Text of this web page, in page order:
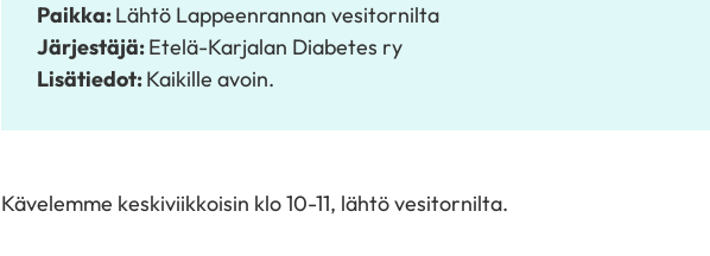
Paikka:Lähtö Lappeenrannan vesitornilta
Järjestäjä:Etelä-Karjalan Diabetes ry
Lisätiedot:Kaikille avoin.
Kävelemme keskiviikkoisin klo 10-11, lähtö vesitornilta.